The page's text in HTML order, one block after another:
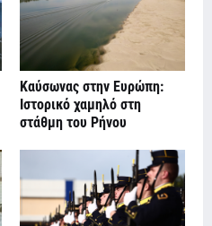
Καύσωνας στην Ευρώπη:
Ιστορικό χαμηλό στη
στάθμη του Ρήνου